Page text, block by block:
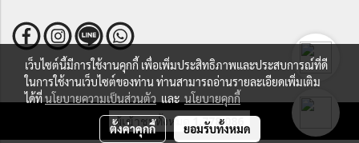
ผู้เข้าชมทั้งหมด1,778,086
เว็บไซต์นี้มีการใช้งานคุกกี้ เพื่อเพิ่มประสิทธิภาพและประสบการณ์ที่ดี
ในการใช้งานเว็บไซต์ของท่าน ท่านสามารถอ่านรายละเอียดเพิ่มเติม
ได้ที่นโยบายความเป็นส่วนตัว และ นโยบายคุกกี้
ตั้งค่าคุกกี้ ยอมรับทั้งหมด